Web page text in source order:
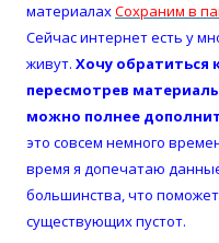
материалахСохраним в
Сейчас интернет есть у
живут. Хочу обратиться
пересмотрев
можно полнее
это совсем немного
время я допечатаю
большинства, что
существующих пустот.